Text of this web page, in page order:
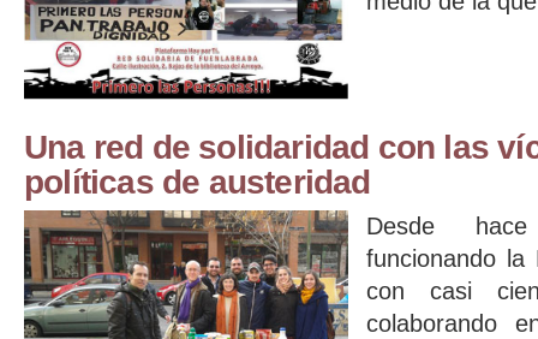
Una red de solidaridad con las
políticas de austeridad
Desde
funcionando la
con casi
colaborando